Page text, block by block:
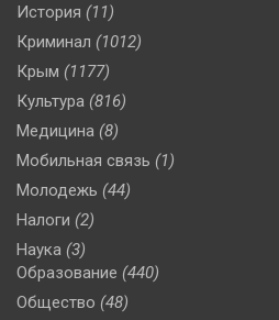
История (11)
Криминал (1012)
Крым (1177)
Культура (816)
Медицина (8)
Мобильная связь (1)
Молодежь (44)
Налоги (2)
Наука (3)
Образование (440)
Общество (48)